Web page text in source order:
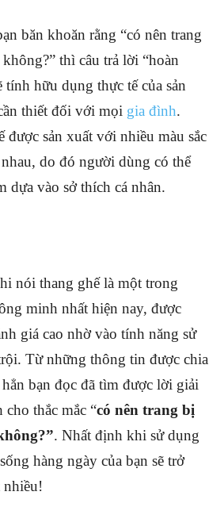
băn khoăn rằng “có nên trang
thì câu trả lời “hoàn
tính hữu dụng thực tế của sản
thiết đối với mọi gia đình.
được sản xuất với nhiều màu sắc
do đó người dùng có thể
dựa vào sở thích cá nhân.
nói thang ghế là một trong
minh nhất hiện nay, được
giá cao nhờ vào tính năng sử
Từ những thông tin được chia
bạn đọc đã tìm được lời giải
cho thắc mắc “có nên trang bị
. Nhất định khi sử dụng
hàng ngày của bạn sẽ trở
nhiều!